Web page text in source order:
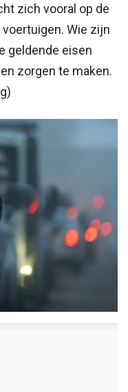
zich vooral op de
Wie zijn
geldende eisen
zorgen te maken.